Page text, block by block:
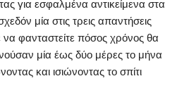
για εσφαλμένα αντικείμενα στα
μία στις τρεις απαντήσεις
φανταστείτε πόσος χρόνος θα
μία έως δύο μέρες το μήνα
και ισιώνοντας το σπίτι